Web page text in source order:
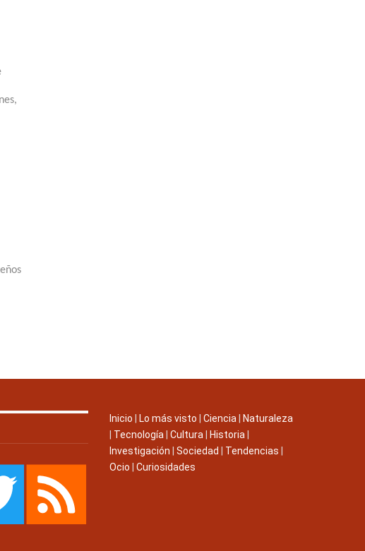
Inicio Lo más visto Ciencia
Naturaleza
Tecnología Cultura Historia
Investigación
Sociedad Tendencias
Ocio
Curiosidades